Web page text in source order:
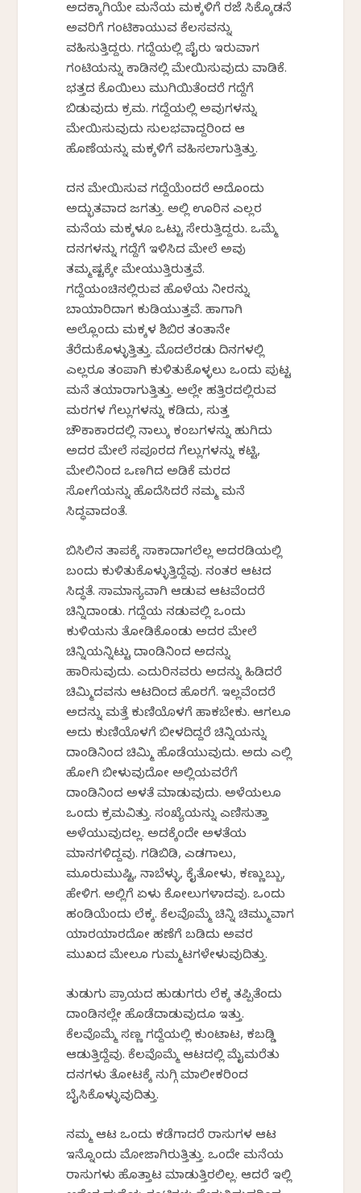
ಅದಕ್ಕಾಗಿಯೇ ಮನೆಯ ಮಕ್ಕಳಿಗೆ ರಜೆ ಸಿಕ್ಕೊಡನೆ
ಅವರಿಗೆ ಗಂಟಿಕಾಯುವ ಕೆಲಸವನ್ನು
ವಹಿಸುತ್ತಿದ್ದರು. ಗದ್ದೆಯಲ್ಲಿ ಪೈರು ಇರುವಾಗ
ಗಂಟಿಯನ್ನು ಕಾಡಿನಲ್ಲಿ ಮೇಯಿಸುವುದು ವಾಡಿಕೆ.
ಭತ್ತದ ಕೊಯಿಲು ಮುಗಿಯಿತೆಂದರೆ ಗದ್ದೆಗೆ
ಬಿಡುವುದು ಕ್ರಮ. ಗದ್ದೆಯಲ್ಲಿ ಅವುಗಳನ್ನು
ಮೇಯಿಸುವುದು ಸುಲಭವಾದ್ದರಿಂದ ಆ
ಹೊಣೆಯನ್ನು ಮಕ್ಕಳಿಗೆ ವಹಿಸಲಾಗುತ್ತಿತ್ತು.
ದನ ಮೇಯಿಸುವ ಗದ್ದೆಯೆಂದರೆ ಅದೊಂದು
ಅದ್ಭುತವಾದ ಜಗತ್ತು. ಅಲ್ಲಿ ಊರಿನ ಎಲ್ಲರ
ಮನೆಯ ಮಕ್ಕಳೂ ಒಟ್ಟು ಸೇರುತ್ತಿದ್ದರು. ಒಮ್ಮೆ
ದನಗಳನ್ನು ಗದ್ದೆಗೆ ಇಳಿಸಿದ ಮೇಲೆ ಅವು
ತಮ್ಮಷ್ಟಕ್ಕೇ ಮೇಯುತ್ತಿರುತ್ತವೆ.
ಗದ್ದೆಯಂಚಿನಲ್ಲಿರುವ ಹೊಳೆಯ ನೀರನ್ನು
ಬಾಯಾರಿದಾಗ ಕುಡಿಯುತ್ತವೆ. ಹಾಗಾಗಿ
ಅಲ್ಲೊಂದು ಮಕ್ಕಳ ಶಿಬಿರ ತಂತಾನೇ
ತೆರೆದುಕೊಳ್ಳುತ್ತಿತ್ತು. ಮೊದಲೆರಡು ದಿನಗಳಲ್ಲಿ
ಎಲ್ಲರೂ ತಂಪಾಗಿ ಕುಳಿತುಕೊಳ್ಳಲು ಒಂದು ಪುಟ್ಟ
ಮನೆ ತಯಾರಾಗುತ್ತಿತ್ತು. ಅಲ್ಲೇ ಹತ್ತಿರದಲ್ಲಿರುವ
ಮರಗಳ ಗೆಲ್ಲುಗಳನ್ನು ಕಡಿದು, ಸುತ್ತ
ಚೌಕಾಕಾರದಲ್ಲಿ ನಾಲ್ಕು ಕಂಬಗಳನ್ನು ಹುಗಿದು
ಅದರ ಮೇಲೆ ಸಪೂರದ ಗೆಲ್ಲುಗಳನ್ನು ಕಟ್ಟಿ,
ಮೇಲಿನಿಂದ ಒಣಗಿದ ಅಡಿಕೆ ಮರದ
ಸೋಗೆಯನ್ನು ಹೊದೆಸಿದರೆ ನಮ್ಮ ಮನೆ
ಸಿದ್ಧವಾದಂತೆ.
ಬಿಸಿಲಿನ ತಾಪಕ್ಕೆ ಸಾಕಾದಾಗಲೆಲ್ಲ ಅದರಡಿಯಲ್ಲಿ
ಬಂದು ಕುಳಿತುಕೊಳ್ಳುತ್ತಿದ್ದೆವು. ನಂತರ ಆಟದ
ಸಿದ್ಧತೆ. ಸಾಮಾನ್ಯವಾಗಿ ಆಡುವ ಆಟವೆಂದರೆ
ಚಿನ್ನಿದಾಂಡು. ಗದ್ದೆಯ ನಡುವಲ್ಲಿ ಒಂದು
ಕುಳಿಯನು ತೋಡಿಕೊಂಡು ಅದರ ಮೇಲೆ
ಚಿನ್ನಿಯನ್ನಿಟ್ಟು ದಾಂಡಿನಿಂದ ಅದನ್ನು
ಹಾರಿಸುವುದು. ಎದುರಿನವರು ಅದನ್ನು ಹಿಡಿದರೆ
ಚಿಮ್ಮಿದವನು ಆಟದಿಂದ ಹೊರಗೆ. ಇಲ್ಲವೆಂದರೆ
ಅದನ್ನು ಮತ್ತೆ ಕುಣಿಯೊಳಗೆ ಹಾಕಬೇಕು. ಆಗಲೂ
ಅದು ಕುಣಿಯೊಳಗೆ ಬೀಳದಿದ್ದರೆ ಚಿನ್ನಿಯನ್ನು
ದಾಂಡಿನಿಂದ ಚಿಮ್ಮಿ ಹೊಡೆಯುವುದು. ಅದು ಎಲ್ಲಿ
ಹೋಗಿ ಬೀಳುವುದೋ ಅಲ್ಲಿಯವರೆಗೆ
ದಾಂಡಿನಿಂದ ಅಳತೆ ಮಾಡುವುದು. ಅಳೆಯಲೂ
ಒಂದು ಕ್ರಮವಿತ್ತು. ಸಂಖ್ಯೆಯನ್ನು ಎಣಿಸುತ್ತಾ
ಅಳೆಯುವುದಲ್ಲ. ಅದಕ್ಕೆಂದೇ ಅಳತೆಯ
ಮಾನಗಳಿದ್ದವು. ಗಡಿಬಿಡಿ, ಎಡಗಾಲು,
ಮೂರುಮುಷ್ಟಿ, ನಾಬೆಳ್ಳು, ಕೈತೋಳು, ಕಣ್ಣುಬ್ಬು,
ಹೇಳಿಗ. ಅಲ್ಲಿಗೆ ಏಳು ಕೋಲುಗಳಾದವು. ಒಂದು
ಹಂಡಿಯೆಂದು ಲೆಕ್ಕ. ಕೆಲವೊಮ್ಮೆ ಚಿನ್ನಿ ಚಿಮ್ಮುವಾಗ
ಯಾರಯಾರದೋ ಹಣೆಗೆ ಬಡಿದು ಅವರ
ಮುಖದ ಮೇಲೂ ಗುಮ್ಮಟಗಳೇಳುವುದಿತ್ತು.
ತುಡುಗು ಪ್ರಾಯದ ಹುಡುಗರು ಲೆಕ್ಕ ತಪ್ಪಿತೆಂದು
ದಾಂಡಿನಲ್ಲೇ ಹೊಡೆದಾಡುವುದೂ ಇತ್ತು.
ಕೆಲವೊಮ್ಮೆ ಸಣ್ಣ ಗದ್ದೆಯಲ್ಲಿ ಕುಂಟಾಟ, ಕಬಡ್ಡಿ
ಆಡುತ್ತಿದ್ದೆವು. ಕೆಲವೊಮ್ಮೆ ಆಟದಲ್ಲಿ ಮೈಮರೆತು
ದನಗಳು ತೋಟಕ್ಕೆ ನುಗ್ಗಿ ಮಾಲೀಕರಿಂದ
ಬೈಸಿಕೊಳ್ಳುವುದಿತ್ತು.
ನಮ್ಮ ಆಟ ಒಂದು ಕಡೆಗಾದರೆ ರಾಸುಗಳ ಆಟ
ಇನ್ನೊಂದು ಮೋಜಾಗಿರುತ್ತಿತ್ತು. ಒಂದೇ ಮನೆಯ
ರಾಸುಗಳು ಹೊತ್ತಾಟ ಮಾಡುತ್ತಿರಲಿಲ್ಲ. ಆದರೆ ಇಲ್ಲಿ